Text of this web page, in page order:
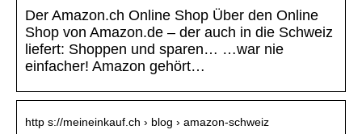
Der Amazon.ch Online Shop Über den Online
Shop von Amazon.de – der auch in die Schweiz
liefert: Shoppen und sparen… …war nie
einfacher! Amazon gehört…
http s://meineinkauf.ch › blog › amazon-schweiz